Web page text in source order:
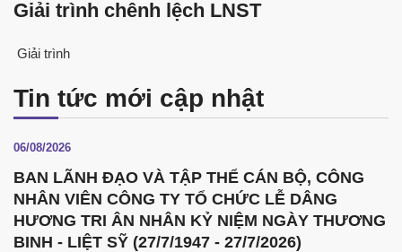
Giải trình chênh lệch LNST
Giải trình
Tin tức mới cập nhật
06/08/2026
BAN LÃNH ĐẠO VÀ TẬP THỂ CÁN BỘ, CÔNG
NHÂN VIÊN CÔNG TY TỔ CHỨC LỄ DÂNG
HƯƠNG TRI ÂN NHÂN KỶ NIỆM NGÀY THƯƠNG
BINH - LIỆT SỸ (27/7/1947 - 27/7/2026)